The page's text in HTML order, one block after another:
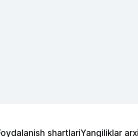
shartlariYangiliklar